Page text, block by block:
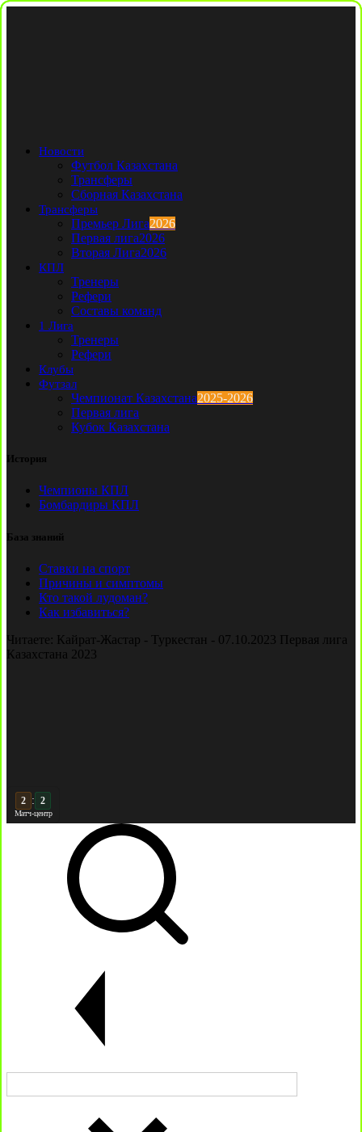
Новости
Футбол Казахстана
Трансферы
Сборная Казахстана
Трансферы
Премьер Лига2026
Первая лига2026
Вторая Лига2026
КПЛ
Тренеры
Рефери
Составы команд
1 Лига
Тренеры
Рефери
Клубы
Футзал
Чемпионат Казахстана2025-2026
Первая лига
Кубок Казахстана
История
Чемпионы КПЛ
Бомбардиры КПЛ
База знаний
Ставки на спорт
Причины и симптомы
Кто такой лудоман?
Как избавиться?
Читаете: Кайрат-Жастар - Туркестан - 07.10.2023 Первая лига
Казахстана 2023
3 : 2
Матч-центр